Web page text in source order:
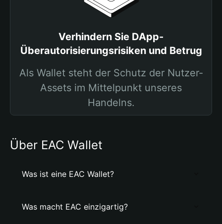
Verhindern Sie DApp-
Überautorisierungsrisiken und Betrug
Als Wallet steht der Schutz der Nutzer-
Assets im Mittelpunkt unseres
Handelns.
Über EAC Wallet
Was ist eine EAC Wallet?
Was macht EAC einzigartig?